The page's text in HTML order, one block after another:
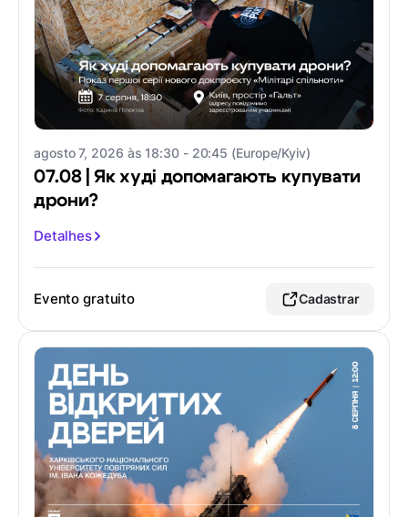
agosto 7, 2026 às 18:30 - 20:45 (Europe/Kyiv)
07.08 | Як худі допомагають купувати
дрони?
Detalhes
Evento gratuito Cadastrar